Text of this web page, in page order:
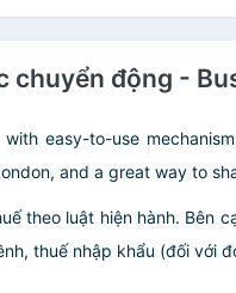
chuyển động -
easy-to-use
and a great way to
theo luật hiện hành. Bên
thuế nhập khẩu (đối với